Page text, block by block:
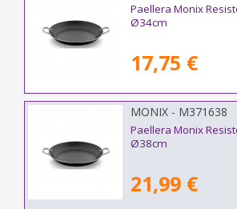
Paellera Monix
Ø34cm
17,75 €
MONIX - M371638
Paellera Monix
Ø38cm
21,99 €